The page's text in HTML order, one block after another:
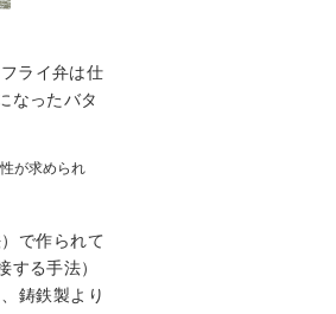
ライ弁は仕
なったバタ
が求められ
で作られて
る手法）
鋳鉄製より